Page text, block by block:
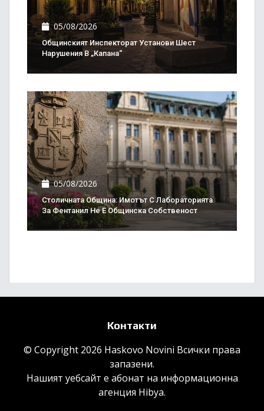
05/08/2026
Общинският Инспекторат Установи Шест
Нарушения В „Капана“
05/08/2026
Столичната Община: Имотът С Лабораторията
За Фентанил Не Е Общинска Собственост
Контакти
© Copyright 2026 Haskovo Novini Всички права
запазени.
Нашият уебсайт е абонат на информационна
агенция Hibya.